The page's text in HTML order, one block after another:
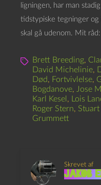
ligningen, har man
tidstypiske tegninger
skal gå udenom. Mit
Brett Breeding,
David Michelinie,
Død, Fortvivlelse,
Bogdanove, Jose
Karl Kesel , Lois
Roger Stern,
Grummett
Skrevet af
Jakob